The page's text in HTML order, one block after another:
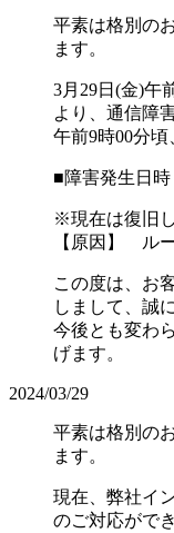
平素は格別の
ます。
3月29日(金)午
より、通信障
午前9時00分頃
■障害発生日
※現在は復旧
【原因】 ル
この度は、お
しまして、誠
今後とも変わ
げます。
2024/03/29
平素は格別の
ます。
現在、弊社イ
のご対応がで